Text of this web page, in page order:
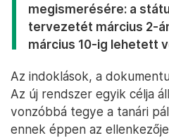
megismerésére: a
tervezetét március 2-
március 10-ig lehetett
Az indoklások, a
Az új rendszer egyik célja
vonzóbbá tegye a tanári
ennek éppen az